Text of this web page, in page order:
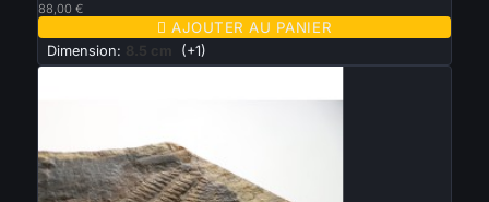
88,00 €
 AJOUTER AU PANIER
Dimension: 8.5 cm (+1)